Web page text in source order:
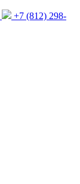
+7 (812) 298-